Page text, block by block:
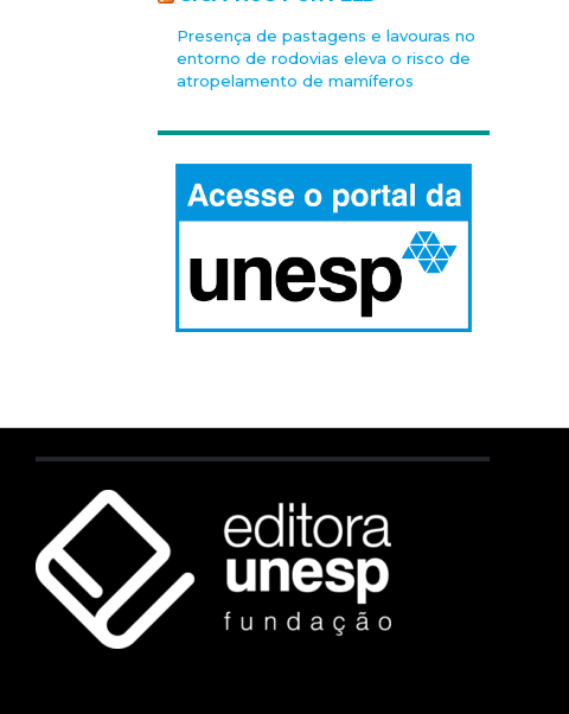
Presença de pastagens e lavouras no
entorno de rodovias eleva o risco de
atropelamento de mamíferos